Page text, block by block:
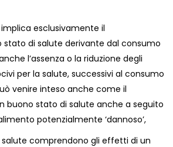
esclusivamente il
di salute derivante dal consumo
l’assenza o la riduzione degli
per la salute, successivi al consumo
venire inteso anche come il
buono stato di salute anche a seguito
potenzialmente ‘dannoso’,
salute comprendono gli effetti di un